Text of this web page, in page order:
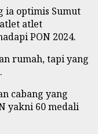
ia optimis Sumut
atlet
PON 2024.
rumah, tapi yang
cabang yang
yakni 60 medali